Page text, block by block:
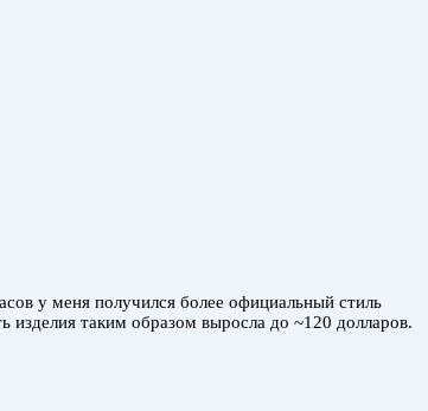
у меня получился более официальный стиль
таким образом выросла до ~120 долларов.